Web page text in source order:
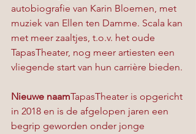
autobiografie van Karin Bloemen, met
muziek van Ellen ten Damme. Scala kan
met meer zaaltjes, t.o.v. het oude
TapasTheater, nog meer artiesten een
vliegende start van hun carrière bieden.
Nieuwe naamTapasTheater is opgericht
in 2018 en is de afgelopen jaren een
begrip geworden onder jonge